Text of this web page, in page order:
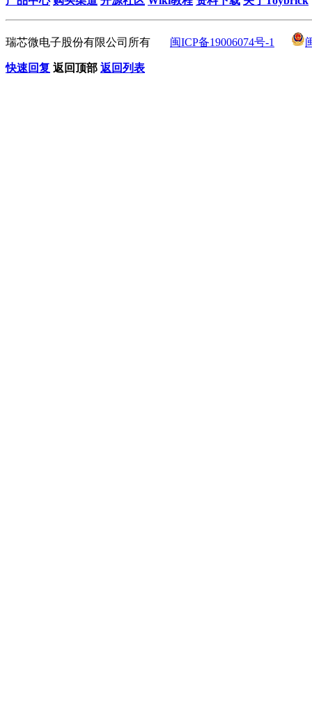
瑞芯微电子股份有限公司所有 闽ICP备19006074号-1
快速回复 返回顶部 返回列表